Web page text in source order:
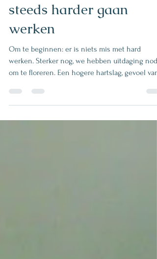
mensen weten over
steeds harder gaan
werken
Om te beginnen: er is niets mis met hard
om te floreren. Een hogere hartslag, gevoel